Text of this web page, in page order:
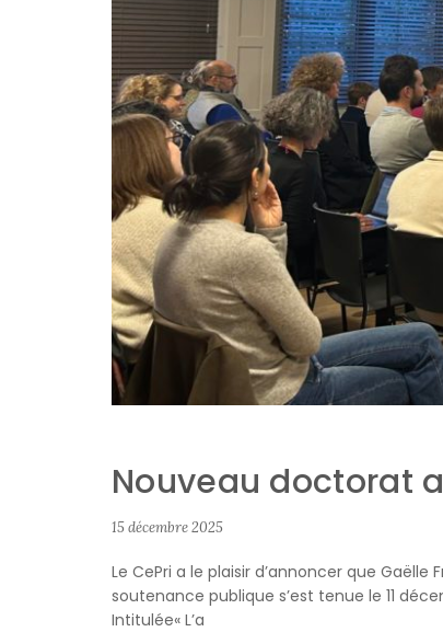
Nouveau doctorat
15 décembre 2025
Le CePri a le plaisir d’annoncer que
soutenance publique s’est tenue le 11
Intitulée« L’a